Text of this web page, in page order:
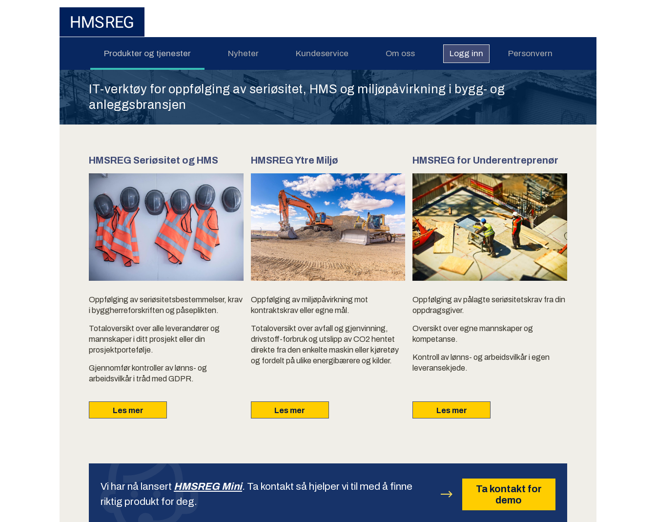
Produkter og tjenester Nyheter Kundeservice Om oss Logg inn Personvern
IT-verktøy for oppfølging av seriøsitet, HMS og miljøpåvirkning i bygg- og
anleggsbransjen
HMSREG Seriøsitet og HMS
Oppfølging av seriøsitetsbestemmelser, krav
i byggherreforskriften og påseplikten.
Totaloversikt over alle leverandører og
mannskaper i ditt prosjekt eller din
prosjektportefølje.
Gjennomfør kontroller av lønns- og
arbeidsvilkår i tråd med GDPR.
Les mer
HMSREG Ytre Miljø
Oppfølging av miljøpåvirkning mot
kontraktskrav eller egne mål.
Totaloversikt over avfall og gjenvinning,
drivstoff-forbruk og utslipp av CO2 hentet
direkte fra den enkelte maskin eller kjøretøy
og fordelt på ulike energibærere og kilder.
Les mer
HMSREG for Underentreprenør
Oppfølging av pålagte seriøsitetskrav fra din
oppdragsgiver.
Oversikt over egne mannskaper og
kompetanse.
Kontroll av lønns- og arbeidsvilkår i egen
leveransekjede.
Les mer
Vi har nå lansert HMSREG Mini. Ta kontakt så hjelper vi til med å finne
riktig produkt for deg.
Ta kontakt for
demo